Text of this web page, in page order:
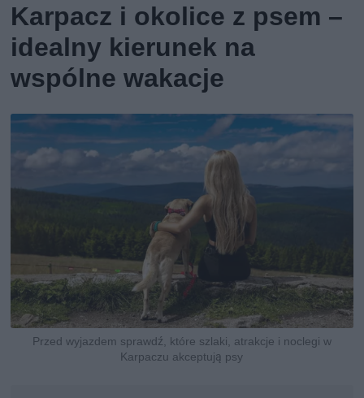
Karpacz i okolice z psem –
idealny kierunek na
wspólne wakacje
Przed wyjazdem sprawdź, które szlaki, atrakcje i noclegi w
Karpaczu akceptują psy